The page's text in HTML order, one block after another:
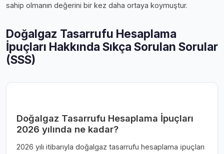
sahip olmanın değerini bir kez daha ortaya koymuştur.
Doğalgaz Tasarrufu Hesaplama
İpuçları Hakkında Sıkça Sorulan Sorular
(SSS)
Doğalgaz Tasarrufu Hesaplama İpuçları
2026 yılında ne kadar?
2026 yılı itibarıyla doğalgaz tasarrufu hesaplama i̇puçları